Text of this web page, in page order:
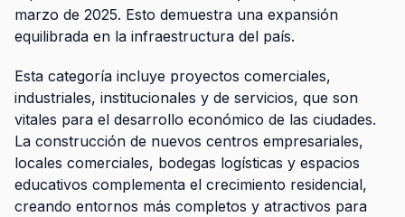
marzo de 2025. Esto demuestra una expansión
equilibrada en la infraestructura del país.
Esta categoría incluye proyectos comerciales,
industriales, institucionales y de servicios, que son
vitales para el desarrollo económico de las ciudades.
La construcción de nuevos centros empresariales,
locales comerciales, bodegas logísticas y espacios
educativos complementa el crecimiento residencial,
creando entornos más completos y atractivos para